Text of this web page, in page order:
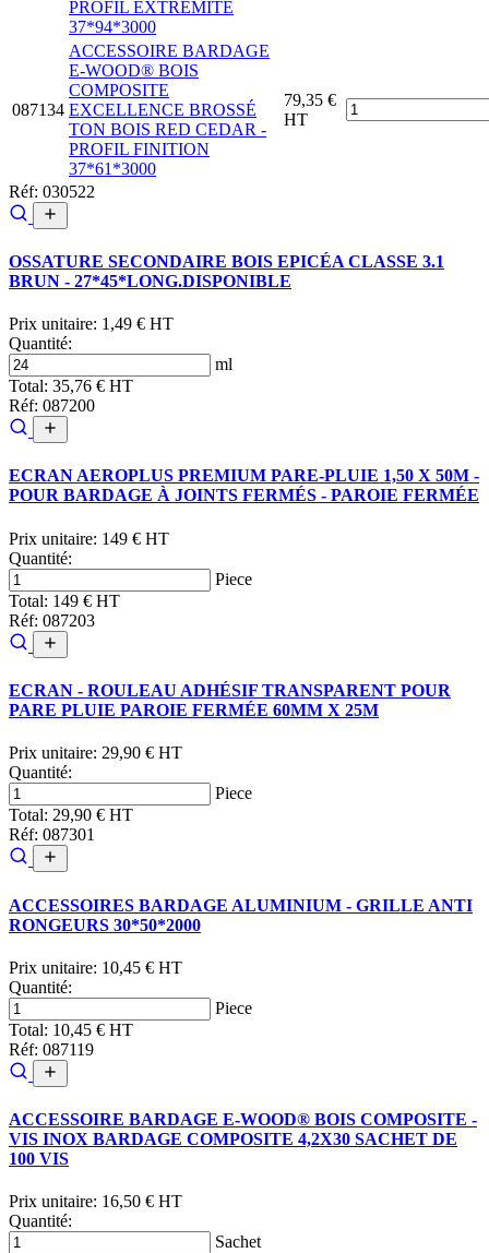
PROFIL EXTRÉMITÉ
37*94*3000
087134
ACCESSOIRE BARDAGE
E-WOOD® BOIS
COMPOSITE
EXCELLENCE BROSSÉ
TON BOIS RED CEDAR -
PROFIL FINITION
37*61*3000
79,35 €
HT
Réf: 030522
OSSATURE SECONDAIRE BOIS EPICÉA CLASSE 3.1
BRUN - 27*45*LONG.DISPONIBLE
Prix unitaire: 1,49 € HT
Quantité:
ml
Total: 35,76 € HT
Réf: 087200
ECRAN AEROPLUS PREMIUM PARE-PLUIE 1,50 X 50M -
POUR BARDAGE À JOINTS FERMÉS - PAROIE FERMÉE
Prix unitaire: 149 € HT
Quantité:
Piece
Total: 149 € HT
Réf: 087203
ECRAN - ROULEAU ADHÉSIF TRANSPARENT POUR
PARE PLUIE PAROIE FERMÉE 60MM X 25M
Prix unitaire: 29,90 € HT
Quantité:
Piece
Total: 29,90 € HT
Réf: 087301
ACCESSOIRES BARDAGE ALUMINIUM - GRILLE ANTI
RONGEURS 30*50*2000
Prix unitaire: 10,45 € HT
Quantité:
Piece
Total: 10,45 € HT
Réf: 087119
ACCESSOIRE BARDAGE E-WOOD® BOIS COMPOSITE -
VIS INOX BARDAGE COMPOSITE 4,2X30 SACHET DE
100 VIS
Prix unitaire: 16,50 € HT
Quantité:
Sachet